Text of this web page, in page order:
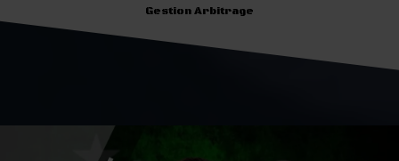
Gestion Arbitrage